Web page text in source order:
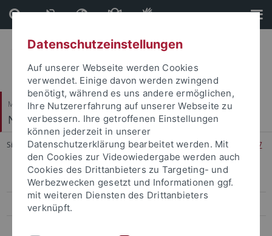
Direkt
zum
Inhalt
Direkt
zur
Fußleiste
Mathematisch-Naturwissenschaftliche Fakultät
Neuronale Informationsverarbeitung
Sie sind hier: Startseite ... Zeitplan Angewandte Statistik I 2016/17
Summer Term 2026
Winter Term 2025/26
Datenschutzeinstellungen
Auf unserer Webseite werden Cookies
verwendet. Einige davon werden zwingend
benötigt, während es uns andere ermöglichen,
Ihre Nutzererfahrung auf unserer Webseite zu
verbessern. Ihre getroffenen Einstellungen
können jederzeit in unserer
Datenschutzerklärung bearbeitet werden. Mit
den Cookies zur Videowiedergabe werden auch
Cookies des Drittanbieters zu Targeting- und
Werbezwecken gesetzt und Informationen ggf.
mit weiteren Diensten des Drittanbieters
verknüpft.